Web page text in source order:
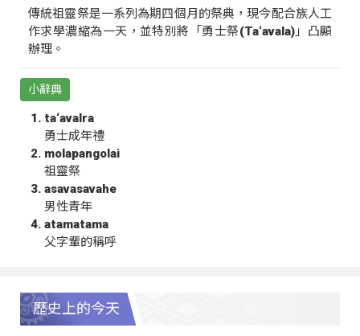
傳統祖靈祭是一系列為期四個月的祭典，現今配合族人工
作求學濃縮為一天，並特別將「勇士祭(Ta‘avala)」凸顯
辦理。
小辭典
ta‘avalra
勇士成年禮
molapangolai
祖靈祭
asavasavahe
男性青年
atamatama
父字輩的稱呼
歷史上的今天